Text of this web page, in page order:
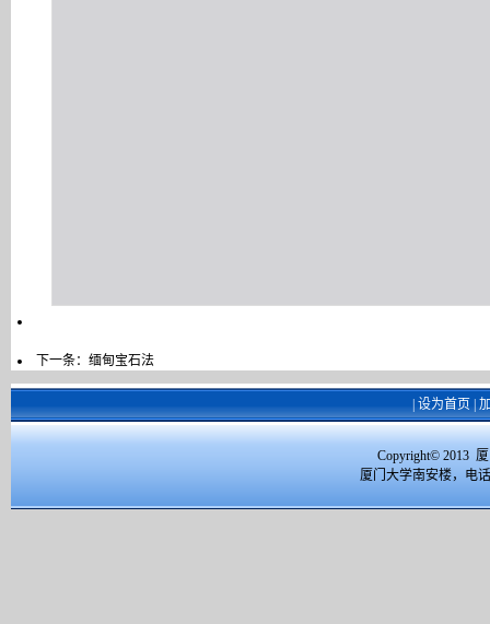
下一条： 缅甸宝石法
设为首页
Copyright© 2013
厦门大学南安楼，电